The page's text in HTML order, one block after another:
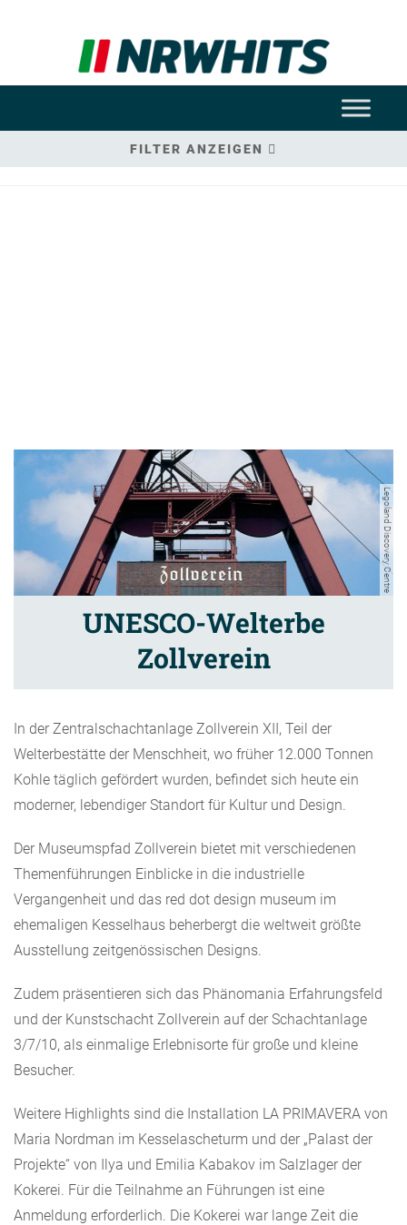
FILTER ANZEIGEN
Legoland Discovery Centre
UNESCO-Welterbe
Zollverein
In der Zentralschachtanlage Zollverein XII, Teil der
Welterbestätte der Menschheit, wo früher 12.000 Tonnen
Kohle täglich gefördert wurden, befindet sich heute ein
moderner, lebendiger Standort für Kultur und Design.
Der Museumspfad Zollverein bietet mit verschiedenen
Themenführungen Einblicke in die industrielle
Vergangenheit und das red dot design museum im
ehemaligen Kesselhaus beherbergt die weltweit größte
Ausstellung zeitgenössischen Designs.
Zudem präsentieren sich das Phänomania Erfahrungsfeld
und der Kunstschacht Zollverein auf der Schachtanlage
3/7/10, als einmalige Erlebnisorte für große und kleine
Besucher.
Weitere Highlights sind die Installation LA PRIMAVERA von
Maria Nordman im Kesselascheturm und der „Palast der
Projekte“ von Ilya und Emilia Kabakov im Salzlager der
Kokerei. Für die Teilnahme an Führungen ist eine
Anmeldung erforderlich. Die Kokerei war lange Zeit die